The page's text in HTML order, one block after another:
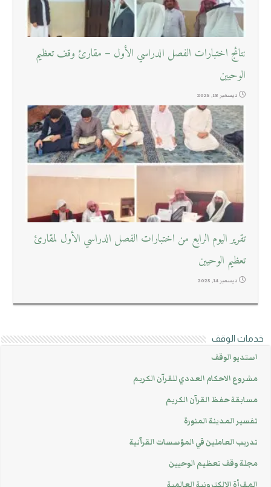
نتائج اختبارات الفصل الدراسي الأول – مقارئ وقف تعظيم
الوحيين
ديسمبر 18, 2025
تقرير اليوم الرابع من اختبارات الفصل الدراسي الأول لمقارئ
تعظيم الوحيين
ديسمبر 14, 2025
خدمات الوقف
استديو الوقف
مشروع الاحكام العددي للقرآن الكريم
مسابقة حفظ القرآن الكريم
تفسير المدينة المنورة
تدريب العاملين في المؤسسات القرآنية
مجلة وقف تعظيم الوحيين